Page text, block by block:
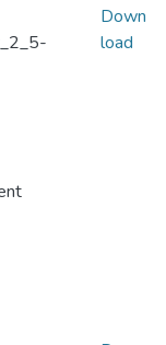
Down
load